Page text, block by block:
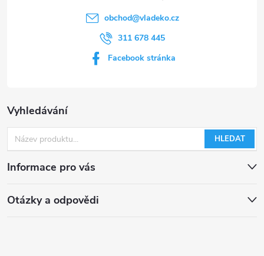
Vyhledávání
HLEDAT
Informace pro vás
Otázky a odpovědi
obchod@vladeko.cz
311 678 445
Facebook stránka